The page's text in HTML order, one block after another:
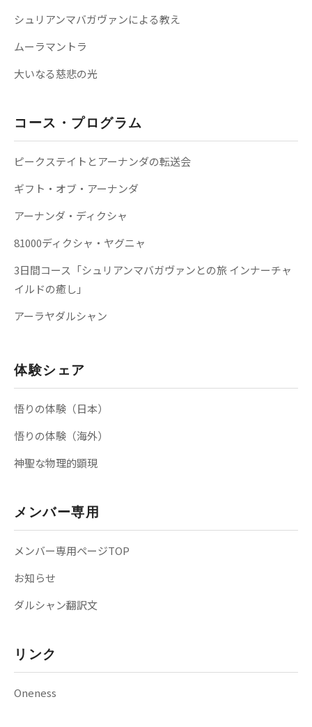
シュリアンマバガヴァンによる教え
ムーラマントラ
大いなる慈悲の光
コース・プログラム
ピークステイトとアーナンダの転送会
ギフト・オブ・アーナンダ
アーナンダ・ディクシャ
81000ディクシャ・ヤグニャ
3日間コース「シュリアンマバガヴァンとの旅 インナーチャ
イルドの癒し」
アーラヤダルシャン
体験シェア
悟りの体験（日本）
悟りの体験（海外）
神聖な物理的顕現
メンバー専用
メンバー専用ページTOP
お知らせ
ダルシャン翻訳文
リンク
Oneness